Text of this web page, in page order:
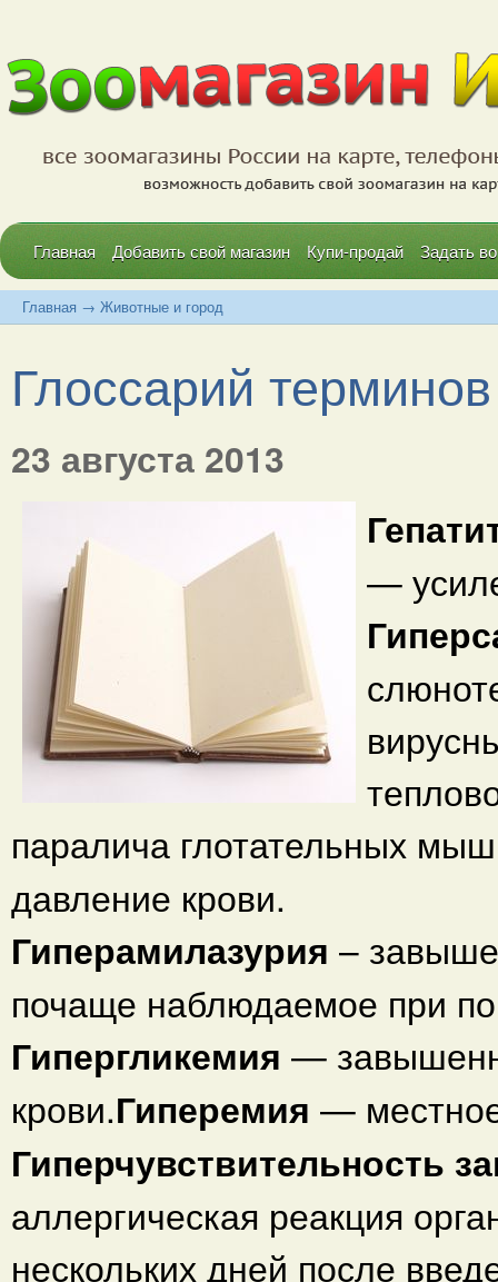
Главная Добавить свой магазин Купи-продай Задать
Главная → Животные и город
Глоссарий
23 августа 2013
—
паралича глотательных
давление крови.
Гиперамилазурия –
почаще наблюдаемое при
Гипергликемия —
крови.Гиперемия —
Гиперчувствительность
аллергическая реакция
нескольких дней после